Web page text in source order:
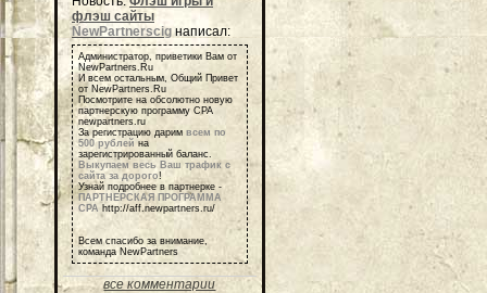
флэш сайты
NewPartnerscigнаписал:
Администратор, приветики Вам от
NewPartners.Ru
И всем остальным, Общий Привет
от NewPartners.Ru
Посмотрите на обсолютно новую
партнерскую программу СРА
newpartners.ru
За регистрацию дарим всем по
500 рублей на
зарегистрированный баланс.
Выкупаем весь Ваш трафик с
сайта за дорого!
Узнай подробнее в партнерке -
ПАРТНЕРСКАЯ ПРОГРАММА
СРА http://aff.newpartners.ru/
Всем спасибо за внимание,
команда NewPartners
все комментарии